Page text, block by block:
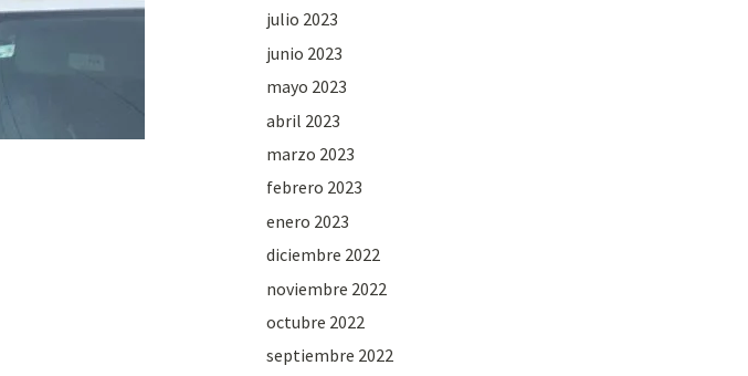
julio 2023
junio 2023
mayo 2023
abril 2023
marzo 2023
febrero 2023
enero 2023
diciembre 2022
noviembre 2022
octubre 2022
septiembre 2022